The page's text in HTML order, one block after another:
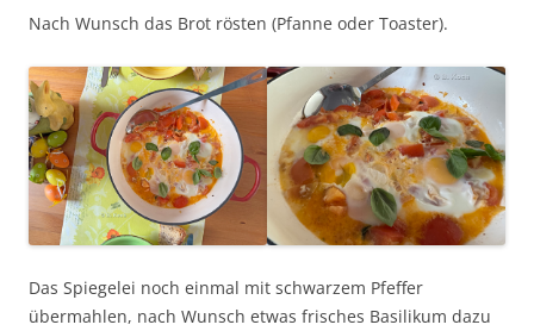
Nach Wunsch das Brot rösten (Pfanne oder Toaster).
Das Spiegelei noch einmal mit schwarzem Pfeffer
übermahlen, nach Wunsch etwas frisches Basilikum dazu